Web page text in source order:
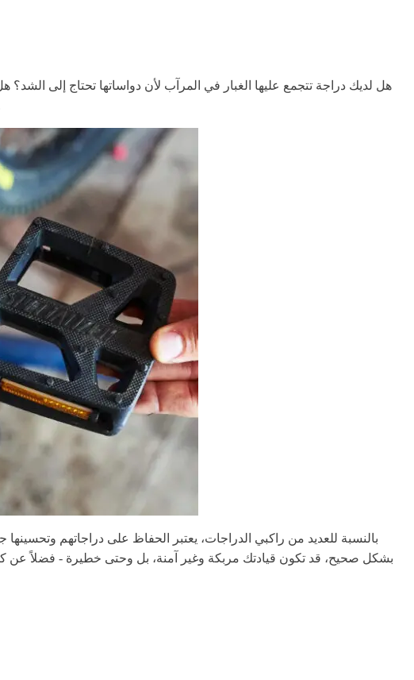
هل لديك دراجة تتجمع عليها الغبار في المرآب لأن دواساتها تحتاج إلى
بالنسبة للعديد من راكبي الدراجات، يعتبر الحفاظ على دراجاتهم
بشكل صحيح، قد تكون قيادتك مربكة وغير آمنة، بل وحتى خطيرة - فضلاً عن